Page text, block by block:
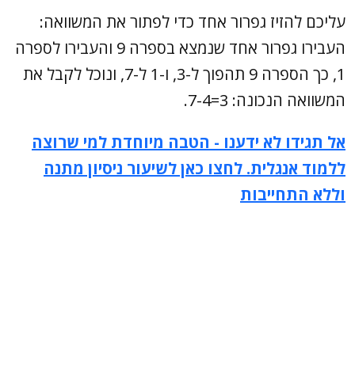
עליכם להזיז גפרור אחד כדי לפתור את המשוואה:
העבירו גפרור אחד שנמצא בספרה 9 והעבירו לספרה
1, כך הספרה 9 תהפוך ל-3, ו-1 ל-7, ונוכל לקבל את
המשוואה הנכונה: 3=7-4.
אל תגידו לא ידענו - הטבה מיוחדת למי שרוצה
ללמוד אנגלית. לחצו כאן לשיעור ניסיון מתנה
וללא התחייבות